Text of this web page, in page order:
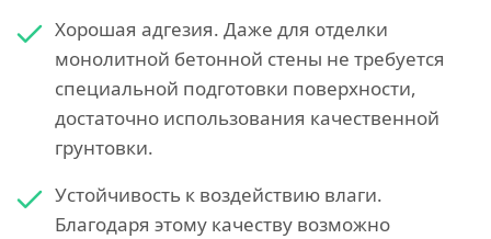
Хорошая адгезия. Даже для отделки
монолитной бетонной стены не требуется
специальной подготовки поверхности,
достаточно использования качественной
грунтовки.
Устойчивость к воздействию влаги.
Благодаря этому качеству возможно